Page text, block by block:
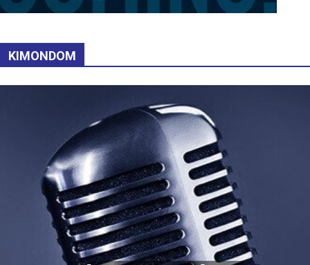
KIMONDOM